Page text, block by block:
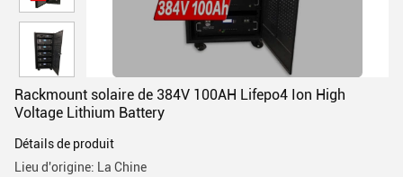
Rackmount solaire de 384V 100AH Lifepo4 Ion High
Voltage Lithium Battery
Détails de produit
Lieu d'origine: La Chine